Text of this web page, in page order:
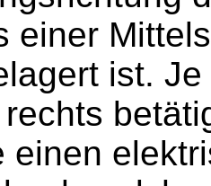
einer
ist.
einen